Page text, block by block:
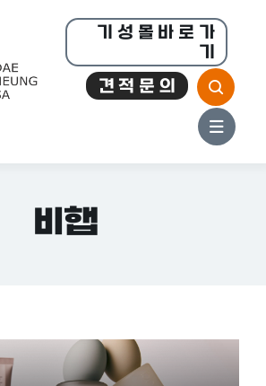
기 성 몰 바 로 가
기
견 적 문 의
비햅